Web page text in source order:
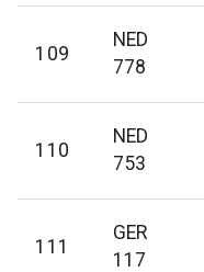
109
NED
778
110
NED
753
111
GER
117